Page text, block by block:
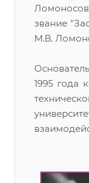
звание
М.В.
1995 года